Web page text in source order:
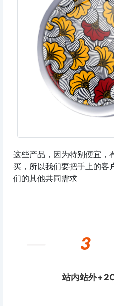
这些产品，因为特别便宜，
买，所以我们要把手上的客
们的其他共同需求
3
站内站外